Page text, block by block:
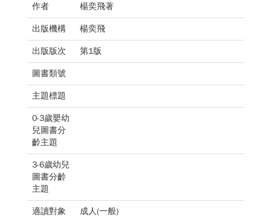
作者 楊奕飛著
出版機構 楊奕飛
出版版次 第1版
圖書類號
主題標題
0-3歲嬰幼
兒圖書分
齡主題
3-6歲幼兒
圖書分齡
主題
適讀對象 成人(一般)